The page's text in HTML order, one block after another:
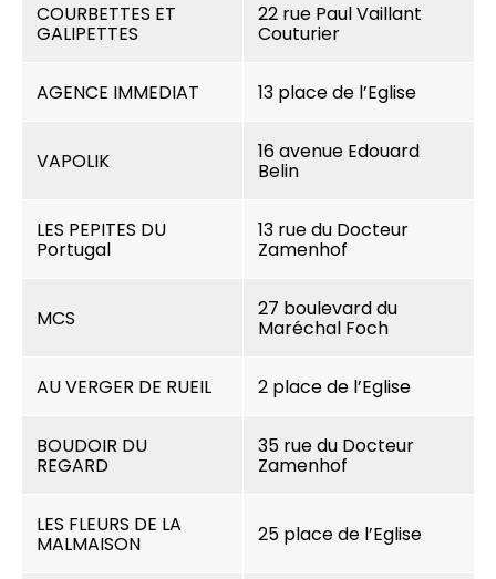
COURBETTES ET
GALIPETTES
22 rue Paul Vaillant
Couturier
AGENCE IMMEDIAT 13 place de l’Eglise
VAPOLIK 16 avenue Edouard
Belin
LES PEPITES DU
Portugal
13 rue du Docteur
Zamenhof
MCS 27 boulevard du
Maréchal Foch
AU VERGER DE RUEIL 2 place de l’Eglise
BOUDOIR DU
REGARD
35 rue du Docteur
Zamenhof
LES FLEURS DE LA
MALMAISON 25 place de l’Eglise